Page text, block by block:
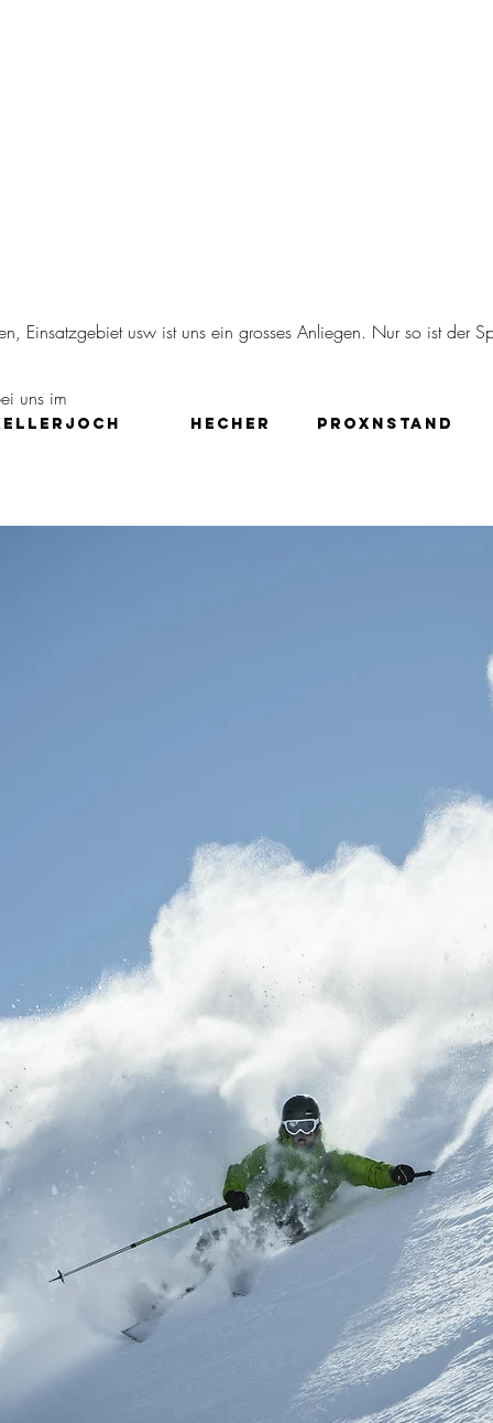
Einsatzgebiet usw ist uns ein grosses Anliegen. Nur so ist der
uns im
Hecher Proxnstand